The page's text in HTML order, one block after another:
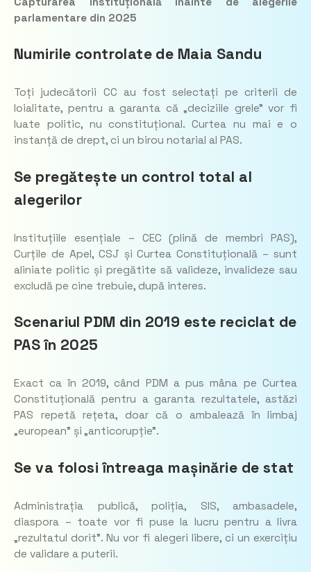
parlamentare din 2025
Numirile controlate de Maia Sandu
Toți judecătorii CC au fost selectați pe criterii de
loialitate, pentru a garanta că „deciziile grele” vor fi
luate politic, nu constituțional. Curtea nu mai e o
instanță de drept, ci un birou notarial al PAS.
Se pregătește un control total al
alegerilor
Instituțiile esențiale – CEC (plină de membri PAS),
Curțile de Apel, CSJ și Curtea Constituțională – sunt
aliniate politic și pregătite să valideze, invalideze sau
excludă pe cine trebuie, după interes.
Scenariul PDM din 2019 este reciclat de
PAS în 2025
Exact ca în 2019, când PDM a pus mâna pe Curtea
Constituțională pentru a garanta rezultatele, astăzi
PAS repetă rețeta, doar că o ambalează în limbaj
„european” și „anticorupție”.
Se va folosi întreaga mașinărie de stat
Administrația publică, poliția, SIS, ambasadele,
diaspora – toate vor fi puse la lucru pentru a livra
„rezultatul dorit”. Nu vor fi alegeri libere, ci un exercițiu
de validare a puterii.